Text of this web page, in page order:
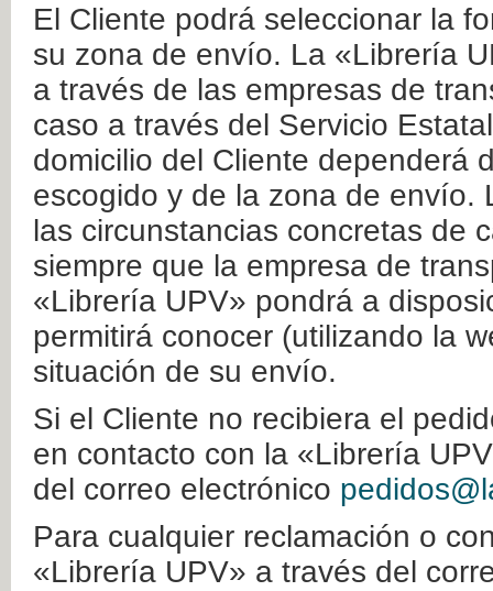
El Cliente podrá seleccionar la
su zona de envío. La «Librería
a través de las empresas de
caso a través del Servicio
domicilio del Cliente dependerá
escogido y de la zona de envío.
las circunstancias concretas de
siempre que la empresa de
«Librería UPV» pondrá a
permitirá conocer (utilizando la
situación de su envío.
Si el Cliente no recibiera el
en contacto con la «Librería
del correo electrónico
Para cualquier reclamación o
«Librería UPV» a través del